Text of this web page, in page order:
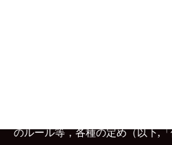
のルール等，各種の定め（以下,